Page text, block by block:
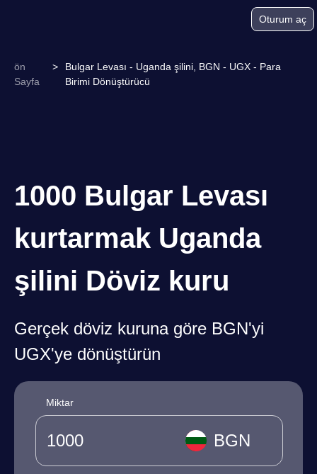
Oturum aç
ön
Sayfa
>
Bulgar Levası - Uganda şilini, BGN - UGX - Para
Birimi Dönüştürücü
1000 Bulgar Levası
kurtarmak Uganda
şilini Döviz kuru
Gerçek döviz kuruna göre BGN'yi
UGX'ye dönüştürün
Miktar
BGN